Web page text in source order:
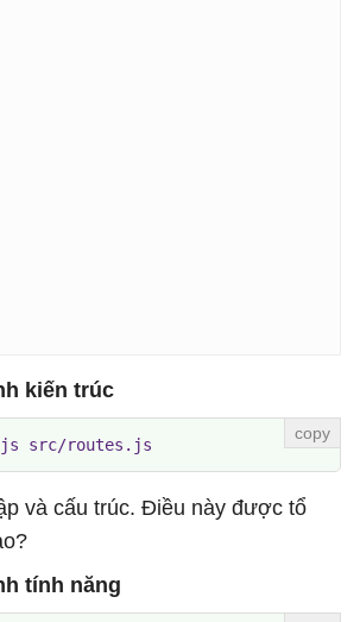
kiến ​​trúc
src/routes.js
và cấu trúc. Điều này được tổ
tính năng